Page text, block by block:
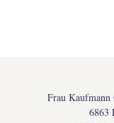
Frau
6863